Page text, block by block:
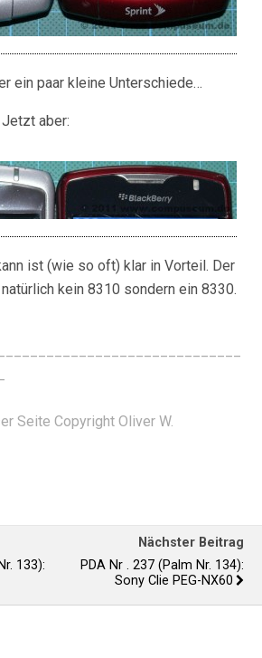
ein paar kleine Unterschiede…
aber:
ist (wie so oft) klar in Vorteil. Der
kein 8310 sondern ein 8330.
Seite Copyright Oliver W.
133):
Nächster Beitrag
PDA Nr . 237 (Palm Nr. 134):
Sony Clie PEG-NX60